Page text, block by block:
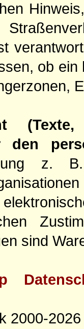
ob
den
z.
sind
2000-2026